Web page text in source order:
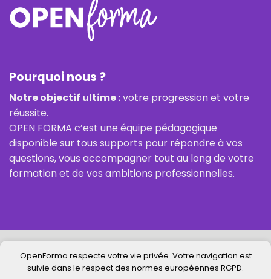
Pourquoi nous ?
Notre objectif ultime :votre progression et votre
réussite.
OPEN FORMA c’est une équipe pédagogique
disponible sur tous supports pour répondre à vos
questions, vous accompagner tout au long de votre
formation et de vos ambitions professionnelles.
RÈGLEMENT INTÉRIEUR
INFORMATIONS PRÉCONTRACTUELLES
OpenForma respecte votre vie privée. Votre navigation est
suivie dans le respect des normes européennes RGPD.